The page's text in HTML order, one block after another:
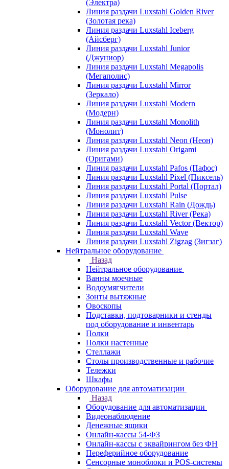
(Электра)
Линия раздачи Luxstahl Golden River
(Золотая река)
Линия раздачи Luxstahl Iceberg
(Айсберг)
Линия раздачи Luxstahl Junior
(Джуниор)
Линия раздачи Luxstahl Megapolis
(Мегаполис)
Линия раздачи Luxstahl Mirror
(Зеркало)
Линия раздачи Luxstahl Modern
(Модерн)
Линия раздачи Luxstahl Monolith
(Монолит)
Линия раздачи Luxstahl Neon (Неон)
Линия раздачи Luxstahl Origami
(Оригами)
Линия раздачи Luxstahl Pafos (Пафос)
Линия раздачи Luxstahl Pixel (Пиксель)
Линия раздачи Luxstahl Portal (Портал)
Линия раздачи Luxstahl Pulse
Линия раздачи Luxstahl Rain (Дождь)
Линия раздачи Luxstahl River (Река)
Линия раздачи Luxstahl Vector (Вектор)
Линия раздачи Luxstahl Wave
Линия раздачи Luxstahl Zigzag (Зигзаг)
Нейтральное оборудование
Назад
Нейтральное оборудование
Ванны моечные
Водоумягчители
Зонты вытяжные
Овоскопы
Подставки, подтоварники и стенды
под оборудование и инвентарь
Полки
Полки настенные
Стеллажи
Столы производственные и рабочие
Тележки
Шкафы
Оборудование для автоматизации
Назад
Оборудование для автоматизации
Видеонаблюдение
Денежные ящики
Онлайн-кассы 54-ФЗ
Онлайн-кассы с эквайрингом без ФН
Переферийное оборудование
Сенсорные моноблоки и POS-системы